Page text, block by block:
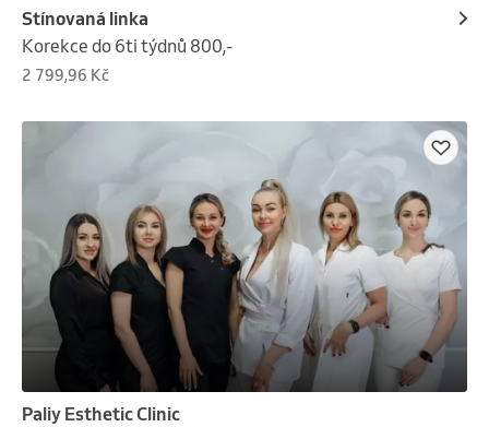
Stínovaná linka
Korekce do 6ti týdnů 800,-
2 799,96 Kč
Paliy Esthetic Clinic